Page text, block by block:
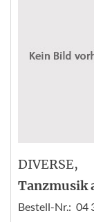
DIVERSE,
Tanzmusik
Bestell-Nr.: 04